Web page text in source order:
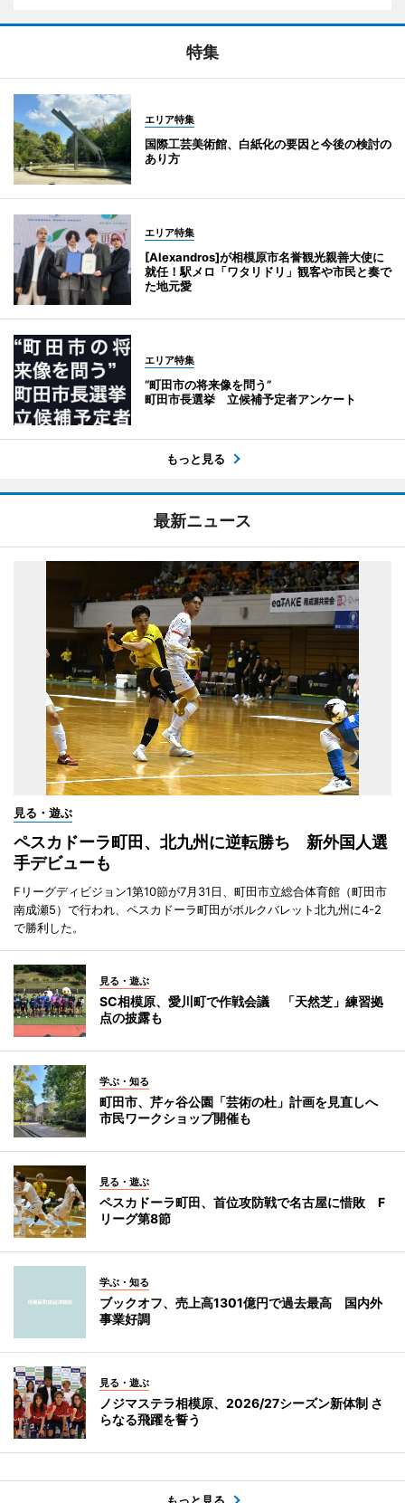
特集
エリア特集
国際工芸美術館、白紙化の要因と今後の検討の
あり方
エリア特集
[Alexandros]が相模原市名誉観光親善大使に
就任！駅メロ「ワタリドリ」観客や市民と奏で
た地元愛
エリア特集
“町田市の将来像を問う”
町田市長選挙 立候補予定者アンケート
もっと見る
最新ニュース
見る・遊ぶ
ペスカドーラ町田、北九州に逆転勝ち 新外国人選
手デビューも
Fリーグディビジョン1第10節が7月31日、町田市立総合体育館（町田市
南成瀬5）で行われ、ペスカドーラ町田がボルクバレット北九州に4-2
で勝利した。
見る・遊ぶ
SC相模原、愛川町で作戦会議 「天然芝」練習拠
点の披露も
学ぶ・知る
町田市、芹ヶ谷公園「芸術の杜」計画を見直しへ
市民ワークショップ開催も
見る・遊ぶ
ペスカドーラ町田、首位攻防戦で名古屋に惜敗 F
リーグ第8節
学ぶ・知る
ブックオフ、売上高1301億円で過去最高 国内外
事業好調
見る・遊ぶ
ノジマステラ相模原、2026/27シーズン新体制 さ
らなる飛躍を誓う